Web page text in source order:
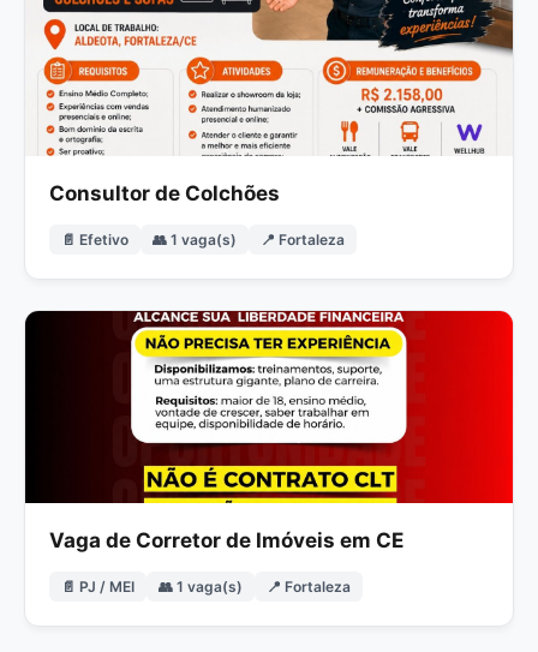
Consultor de Colchões
📄 Efetivo 👥 1 vaga(s) 📍 Fortaleza
Vaga de Corretor de Imóveis em CE
📄 PJ / MEI 👥 1 vaga(s) 📍 Fortaleza